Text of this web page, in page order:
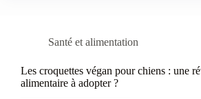
Santé et alimentation
Les croquettes végan pour chiens : une
alimentaire à adopter ?